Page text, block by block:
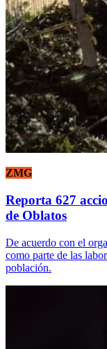
ZMG
Reporta 627
de Oblatos
De acuerdo con el
como parte de las
población.